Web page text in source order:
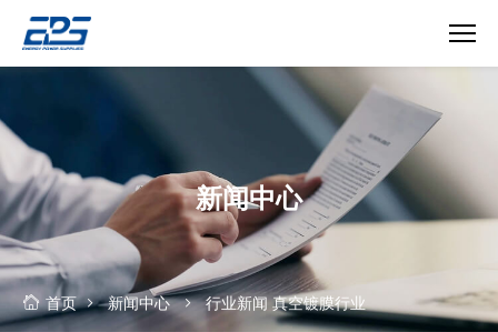
镀
行
业
新闻中心
首页 新闻中心 行业新闻 真空镀膜行业